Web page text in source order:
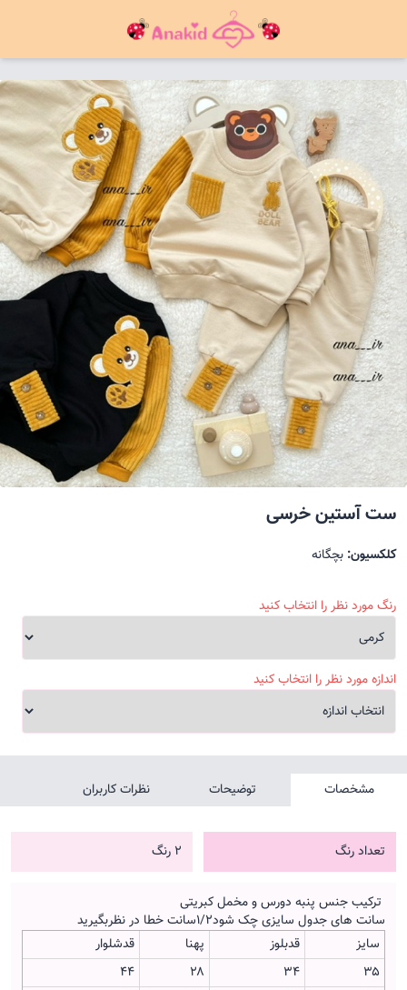
ست آستین خرسی
کلکسیون: بچگانه
رنگ مورد نظر را انتخاب کنید
اندازه مورد نظر را انتخاب کنید
مشخصات توضیحات نظرات کاربران
تعداد رنگ 2 رنگ
ترکیب جنس پنبه دورس و مخمل کبریتی
سانت های جدول سایزی چک شود۱/۲سانت خطا در نظربگیرید
سایز
قدبلوز پهنا
قدشلوار
۳۵
۳۴ ۲۸
۴۴